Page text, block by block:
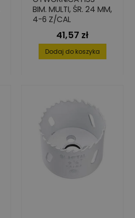
BIM. MULTI, ŚR. 24 MM,
4-6 Z/CAL
Cena
41,57 zł
Dodaj do koszyka